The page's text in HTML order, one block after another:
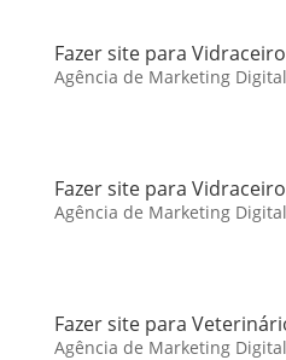
Fazer site para
Agência de Marketing
Fazer site para
Agência de Marketing
Fazer site para
Agência de Marketing